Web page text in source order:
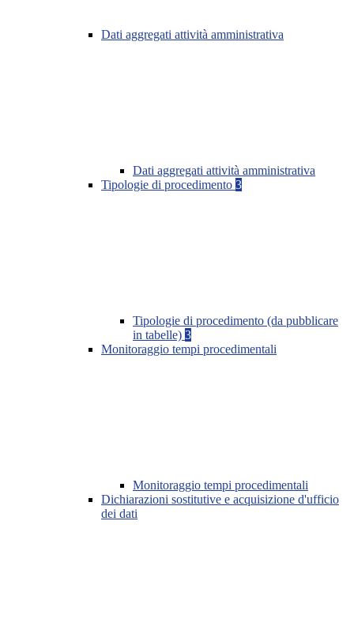
Dati aggregati attività amministrativa
Dati aggregati attività amministrativa
Tipologie di procedimento 3
Tipologie di procedimento (da pubblicare
in tabelle) 3
Monitoraggio tempi procedimentali
Monitoraggio tempi procedimentali
Dichiarazioni sostitutive e acquisizione d'ufficio
dei dati